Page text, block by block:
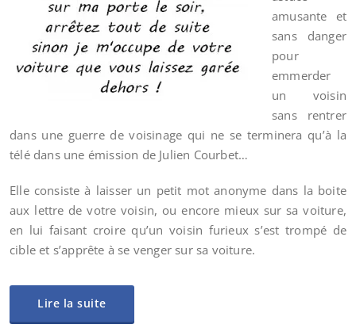
amusante et
sans danger
pour
emmerder
un voisin
sans rentrer
dans une guerre de voisinage qui ne se terminera qu’à la
télé dans une émission de Julien Courbet…
Elle consiste à laisser un petit mot anonyme dans la boite
aux lettre de votre voisin, ou encore mieux sur sa voiture,
en lui faisant croire qu’un voisin furieux s’est trompé de
cible et s’apprête à se venger sur sa voiture.
Lire la suite